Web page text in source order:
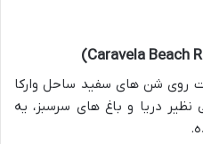
درست روی شن های سفید ساحل وارکا
نظیر دریا و باغ های سرسبز، یه